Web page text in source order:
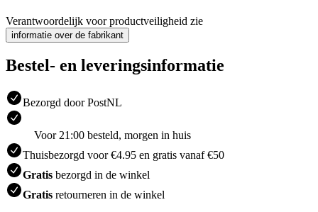
Verantwoordelijk voor productveiligheid zie
informatie over de fabrikant
Bestel- en leveringsinformatie
Bezorgd door PostNL
Voor 21:00 besteld, morgen in huis
Thuisbezorgd voor €4.95 en gratis vanaf €50
Gratis bezorgd in de winkel
Gratis retourneren in de winkel